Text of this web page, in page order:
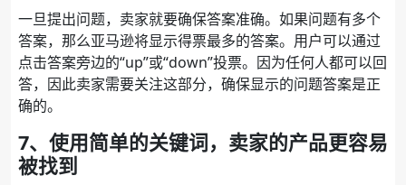
一旦提出问题，卖家就要确保答案准确。如果问题有多个
答案，那么亚马逊将显示得票最多的答案。用户可以通过
点击答案旁边的“up”或“down”投票。因为任何人都可以回
答，因此卖家需要关注这部分，确保显示的问题答案是正
确的。
7、使用简单的关键词，卖家的产品更容易
被找到